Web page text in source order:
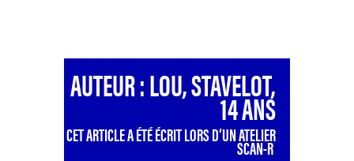
AUTEUR : LOU, STAVELOT,
14 ANS
CET ARTICLE A ÉTÉ ÉCRIT LORS D’UN ATELIER
SCAN-R